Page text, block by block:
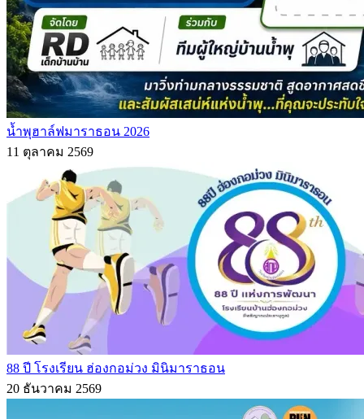
น้ำพุฮาล์ฟมาราธอน 2026
11 ตุลาคม 2569
88 ปี โรงเรียน ฮ่องกอม่วง มินิมาราธอน
20 ธันวาคม 2569